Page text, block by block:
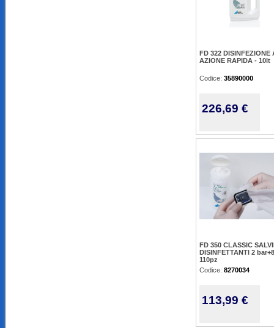
FD 322 DISINFEZIONE
AZIONE RAPIDA - 10lt
Codice: 35890000
226,69 €
FD 350 CLASSIC
DISINFETTANTI 2
110pz
Codice: 8270034
113,99 €